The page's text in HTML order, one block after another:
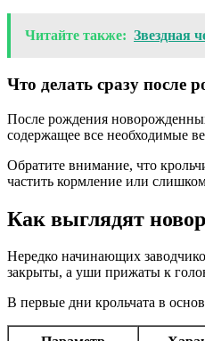
Читайте также: Звездная
Что делать сразу после
После рождения
содержащее все необходимые
Обратите внимание, что
частить кормление или
Как выглядят
Нередко начинающих
закрыты, а уши прижаты к
В первые дни крольчата в